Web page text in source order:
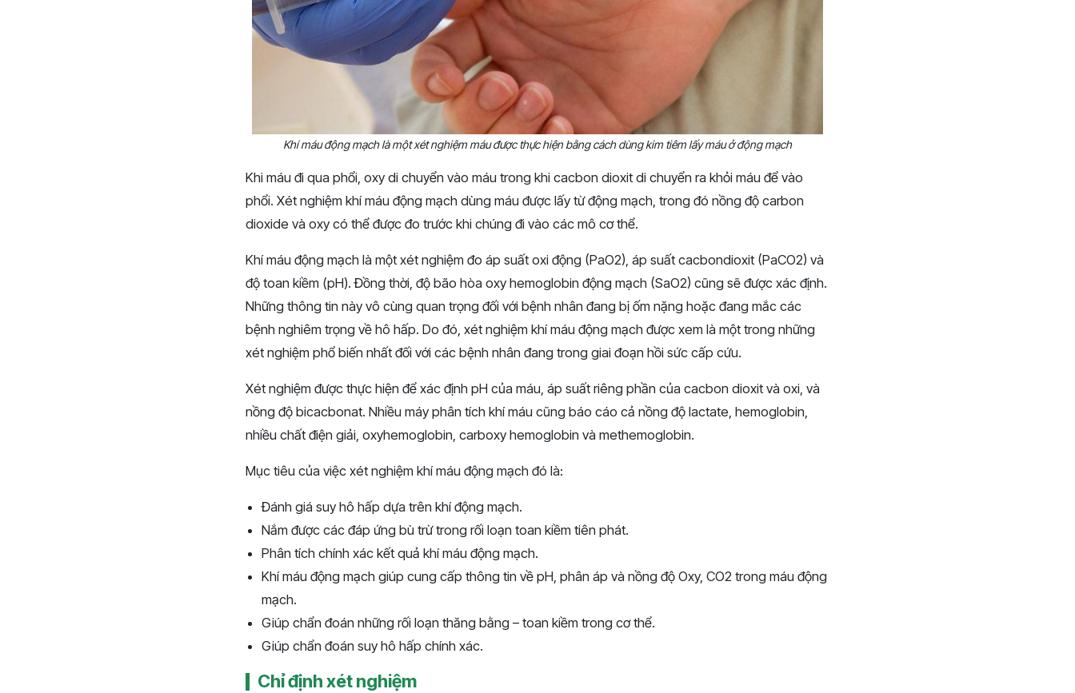
Khí máu động mạch là một xét nghiệm máu được thực hiện bằng cách dùng kim tiêm lấy máu ở động mạch
Khi máu đi qua phổi, oxy di chuyển vào máu trong khi cacbon dioxit di chuyển ra khỏi máu để vào
phổi. Xét nghiệm khí máu động mạch dùng máu được lấy từ động mạch, trong đó nồng độ carbon
dioxide và oxy có thể được đo trước khi chúng đi vào các mô cơ thể.
Khí máu động mạch là một xét nghiệm đo áp suất oxi động (PaO2), áp suất cacbondioxit (PaCO2) và
độ toan kiềm (pH). Đồng thời, độ bão hòa oxy hemoglobin động mạch (SaO2) cũng sẽ được xác định.
Những thông tin này vô cùng quan trọng đối với bệnh nhân đang bị ốm nặng hoặc đang mắc các
bệnh nghiêm trọng về hô hấp. Do đó, xét nghiệm khí máu động mạch được xem là một trong những
xét nghiệm phổ biến nhất đối với các bệnh nhân đang trong giai đoạn hồi sức cấp cứu.
Xét nghiệm được thực hiện để xác định pH của máu, áp suất riêng phần của cacbon dioxit và oxi, và
nồng độ bicacbonat. Nhiều máy phân tích khí máu cũng báo cáo cả nồng độ lactate, hemoglobin,
nhiều chất điện giải, oxyhemoglobin, carboxy hemoglobin và methemoglobin.
Mục tiêu của việc xét nghiệm khí máu động mạch đó là:
Đánh giá suy hô hấp dựa trên khí động mạch.
Nắm được các đáp ứng bù trừ trong rối loạn toan kiềm tiên phát.
Phân tích chính xác kết quả khí máu động mạch.
Khí máu động mạch giúp cung cấp thông tin về pH, phân áp và nồng độ Oxy, CO2 trong máu động
mạch.
Giúp chẩn đoán những rối loạn thăng bằng – toan kiềm trong cơ thể.
Giúp chẩn đoán suy hô hấp chính xác.
Chỉ định xét nghiệm